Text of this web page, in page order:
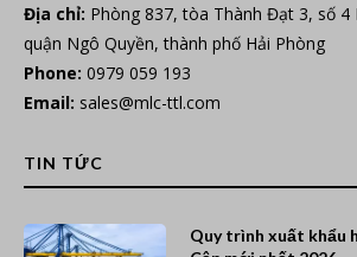
Địa chỉ: Phòng 837, tòa Thành Đạt 3, số 4
quận Ngô Quyền, thành phố Hải Phòng
Phone: 0979 059 193
Email: sales@mlc-ttl.com
TIN TỨC
Quy trình xuất khẩu